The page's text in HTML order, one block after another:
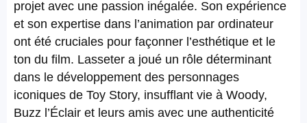
projet avec une passion inégalée. Son expérience
et son expertise dans l’animation par ordinateur
ont été cruciales pour façonner l’esthétique et le
ton du film. Lasseter a joué un rôle déterminant
dans le développement des personnages
iconiques de Toy Story, insufflant vie à Woody,
Buzz l’Éclair et leurs amis avec une authenticité